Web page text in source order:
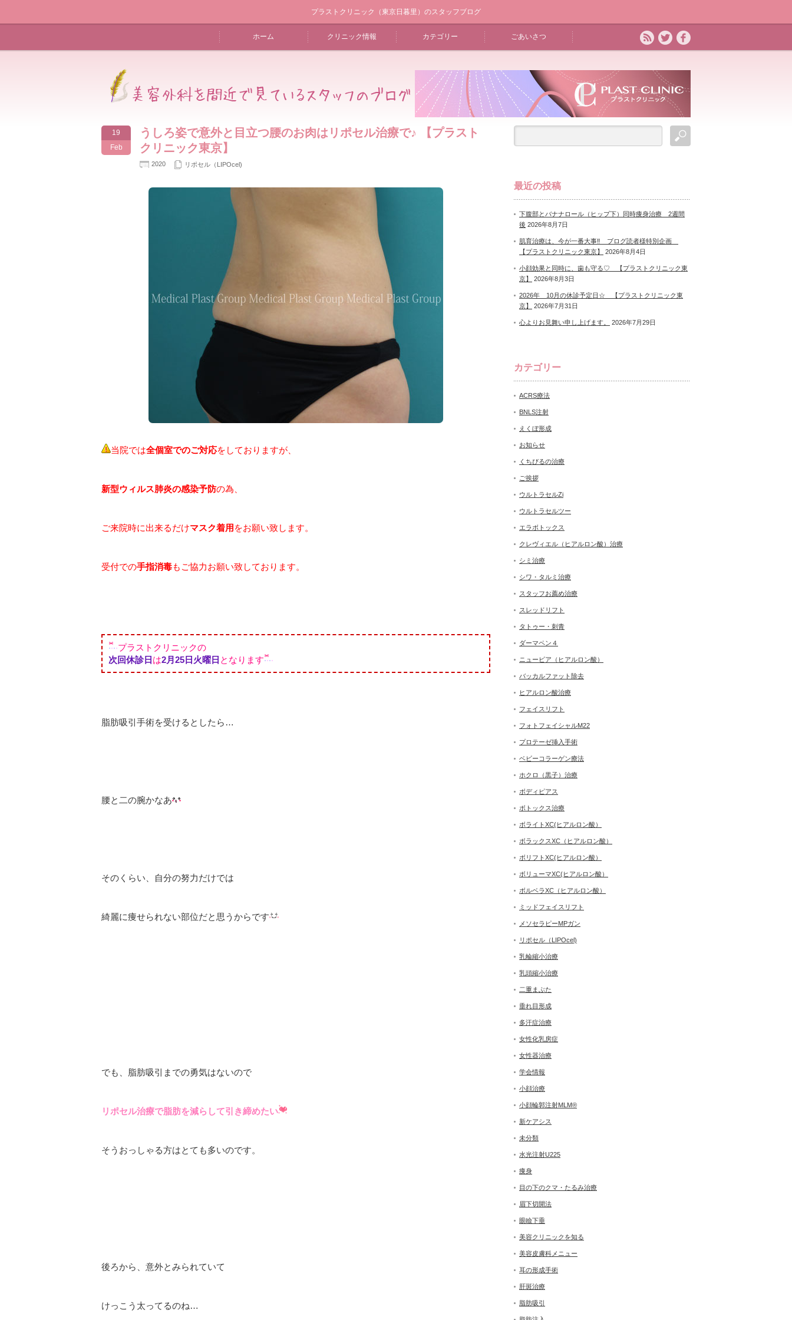
プラストクリニック（東京日暮里）のスタッフブログ
ホーム クリニック情報 カテゴリー ごあいさつ
19
Feb
うしろ姿で意外と目立つ腰のお肉はリポセル治療で♪ 【プラスト
クリニック東京】
2020 リポセル（LIPOcel)
当院では全個室でのご対応をしておりますが、
新型ウィルス肺炎の感染予防の為、
ご来院時に出来るだけマスク着用 をお願い致します。
受付での手指消毒もご協力お願い致しております。
プラストクリニックの
次回休診日 は2月25日火曜日 となります
脂肪吸引手術を受けるとしたら…
腰と二の腕かなあ
そのくらい、自分の努力だけでは
綺麗に痩せられない部位だと思うからです
でも、脂肪吸引までの勇気はないので
リポセル治療で脂肪を減らして引き締めたい
そうおっしゃる方はとても多いのです。
後ろから、意外とみられていて
けっこう太ってるのね…
最近の投稿
下腹部とバナナロール（ヒップ下）同時痩身治療 2週間
後 2026年8月7日
肌育治療は、今が一番大事‼ ブログ読者様特別企画
【プラストクリニック東京】
2026年8月4日
小顔効果と同時に、歯も守る♡ 【プラストクリニック東
京】
2026年8月3日
2026年 10月の休診予定日☆ 【プラストクリニック東
京】
2026年7月31日
心よりお見舞い申し上げます。 2026年7月29日
カテゴリー
ACRS療法
BNLS注射
えくぼ形成
お知らせ
くちびるの治療
ご挨拶
ウルトラセルZi
ウルトラセルツー
エラボトックス
クレヴィエル（ヒアルロン酸）治療
シミ治療
シワ・タルミ治療
スタッフお薦め治療
スレッドリフト
タトゥー・刺青
ダーマペン４
ニュービア（ヒアルロン酸）
バッカルファット除去
ヒアルロン酸治療
フェイスリフト
フォトフェイシャルM22
プロテーゼ挿入手術
ベビーコラーゲン療法
ホクロ（黒子）治療
ボディピアス
ボトックス治療
ボライトXC(ヒアルロン酸）
ボラックスXC（ヒアルロン酸）
ボリフトXC(ヒアルロン酸）
ボリューマXC(ヒアルロン酸）
ボルベラXC（ヒアルロン酸）
ミッドフェイスリフト
メソセラピーMPガン
リポセル（LIPOcel)
乳輪縮小治療
乳頭縮小治療
二重まぶた
垂れ目形成
多汗症治療
女性化乳房症
女性器治療
学会情報
小顔治療
小顔輪郭注射MLM®
新ケアシス
未分類
水光注射U225
痩身
目の下のクマ・たるみ治療
眉下切開法
眼瞼下垂
美容クリニックを知る
美容皮膚科メニュー
耳の形成手術
肝斑治療
脂肪吸引